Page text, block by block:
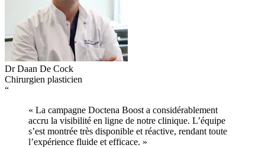
Dr Daan De Cock
Chirurgien plasticien
“
« La campagne Doctena Boost a considérablement
accru la visibilité en ligne de notre clinique. L’équipe
s’est montrée très disponible et réactive, rendant toute
l’expérience fluide et efficace. »